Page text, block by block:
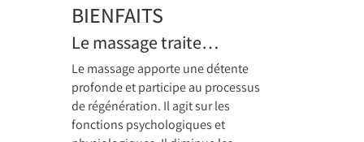
BIENFAITS
Le massage traite…
Le massage apporte une détente
profonde et participe au processus
de régénération. Il agit sur les
fonctions psychologiques et